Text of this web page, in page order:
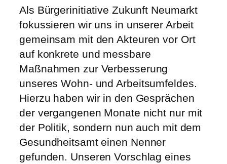
Als Bürgerinitiative Zukunft Neumarkt
fokussieren wir uns in unserer Arbeit
gemeinsam mit den Akteuren vor Ort
auf konkrete und messbare
Maßnahmen zur Verbesserung
unseres Wohn- und Arbeitsumfeldes.
Hierzu haben wir in den Gesprächen
der vergangenen Monate nicht nur mit
der Politik, sondern nun auch mit dem
Gesundheitsamt einen Nenner
gefunden. Unseren Vorschlag eines